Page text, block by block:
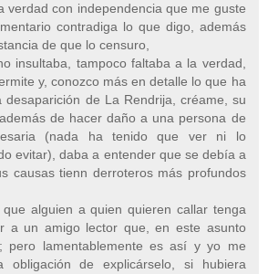
verdad con independencia que me guste
contradiga lo que digo, además
de que lo censuro,
insultaba, tampoco faltaba a la verdad,
y, conozco más en detalle lo que ha
desaparición de La Rendrija, créame, su
de hacer daño a una persona de
(nada ha tenido que ver ni lo
evitar), daba a entender que se debía a
causas tienn derroteros más profundos
que alguien a quien quieren callar tenga
a un amigo lector que, en este asunto
pero lamentablemente es así y yo me
obligación de explicárselo, si hubiera